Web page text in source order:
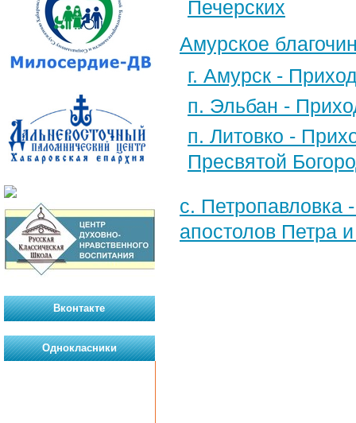
Печерских
Амурское
г. Амурск -
п. Эльбан -
п. Литовко -
Пресвятой
с. Петропавловка
апостолов Петра
Вконтакте
Однокласники